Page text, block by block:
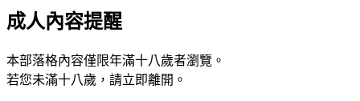
成人內容提醒
本部落格內容僅限年滿十八歲者瀏覽。
若您未滿十八歲，請立即離開。